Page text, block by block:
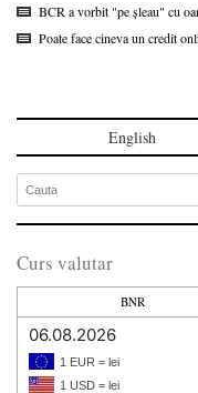
BCR a vorbit "pe șleau" cu
Poate face cineva un credit
English
Curs valutar
BNR
06.08.2026
1 EUR = lei
1 USD = lei